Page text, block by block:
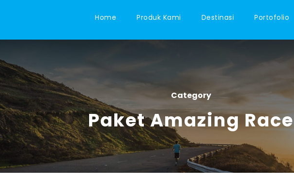
Home Produk Kami Destinasi Portofolio
Category
Paket Amazing Race